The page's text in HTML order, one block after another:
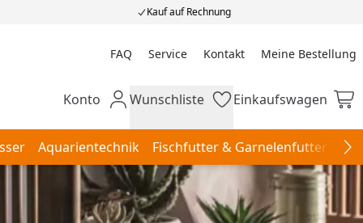
Kauf auf Rechnung
FAQ Service Kontakt Meine Bestellung
Meine Bestellung
Mein Konto
Konto Wunschliste
Wunschliste Einkaufswagen
Einkaufswagen
Aquarientechnik Fischfutter & Garnelenfutter